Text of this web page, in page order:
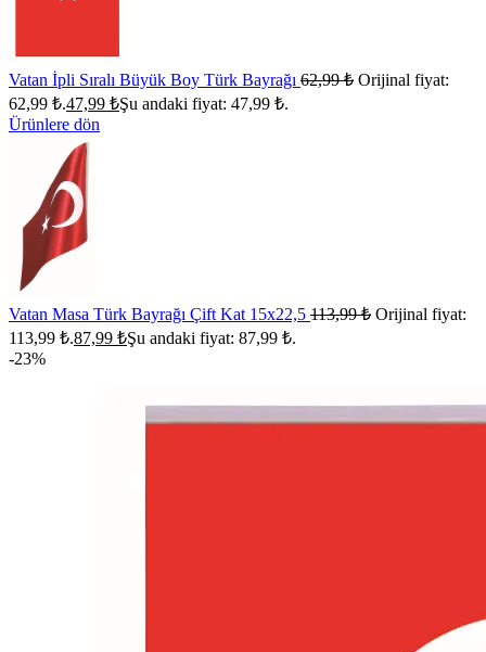
Vatan İpli Sıralı Büyük Boy Türk Bayrağı 62,99₺ Orijinal fiyat:
62,99 ₺.47,99 ₺Şu andaki fiyat: 47,99 ₺.
Ürünlere dön
Vatan Masa Türk Bayrağı Çift Kat 15x22,5 113,99₺ Orijinal fiyat:
113,99 ₺.87,99 ₺Şu andaki fiyat: 87,99 ₺.
-23%